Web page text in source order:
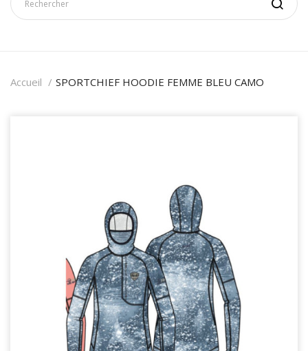
Accueil SPORTCHIEF HOODIE FEMME BLEU CAMO